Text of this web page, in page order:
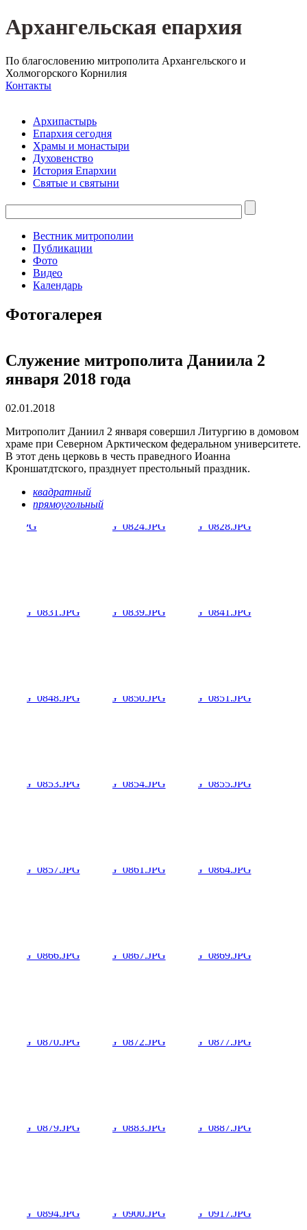
Архангельская епархия
По благословению митрополита Архангельского и
Холмогорского Корнилия
Контакты
Архипастырь
Епархия сегодня
Храмы и монастыри
Духовенство
История Епархии
Святые и святыни
Вестник митрополии
Публикации
Фото
Видео
Календарь
Фотогалерея
Служение митрополита Даниила 2
января 2018 года
02.01.2018
Митрополит Даниил 2 января совершил Литургию в домовом
храме при Северном Арктическом федеральном университете.
В этот день церковь в честь праведного Иоанна
Кроншатдтского, празднует престольный праздник.
квадратный
прямоугольный